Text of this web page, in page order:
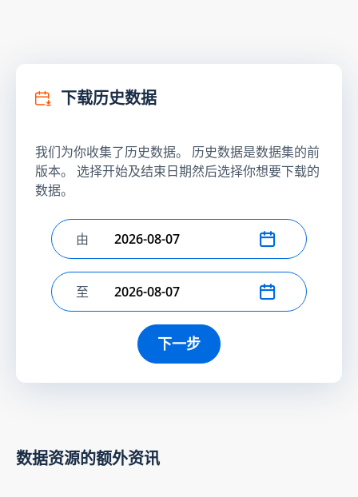
下载历史数据
我们为你收集了历史数据。 历史数据是数据集的前
版本。 选择开始及结束日期然后选择你想要下载的
数据。
选择开始日期
由
选择结束日期
至
下一步
数据资源的额外资讯